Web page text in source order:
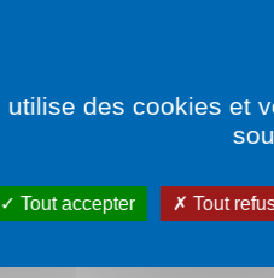
utilise des cookies et
Tout accepter Tout